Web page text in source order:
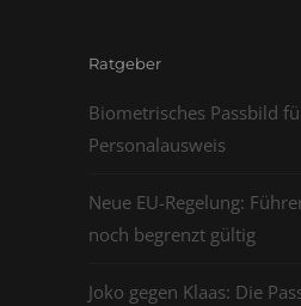
Ratgeber
Biometrisches Passbild
Personalausweis
Neue EU-Regelung:
noch begrenzt gültig
Joko gegen Klaas: Die